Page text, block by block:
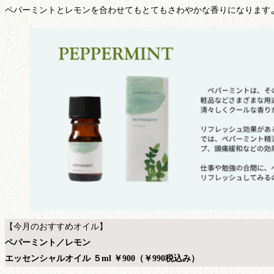
ペパーミントとレモンを合わせてもとてもさわやかな香りになります
【今月のおすすめオイル】
ペパーミント／レモン
エッセンシャルオイル ５ml ￥900（￥990税込み）